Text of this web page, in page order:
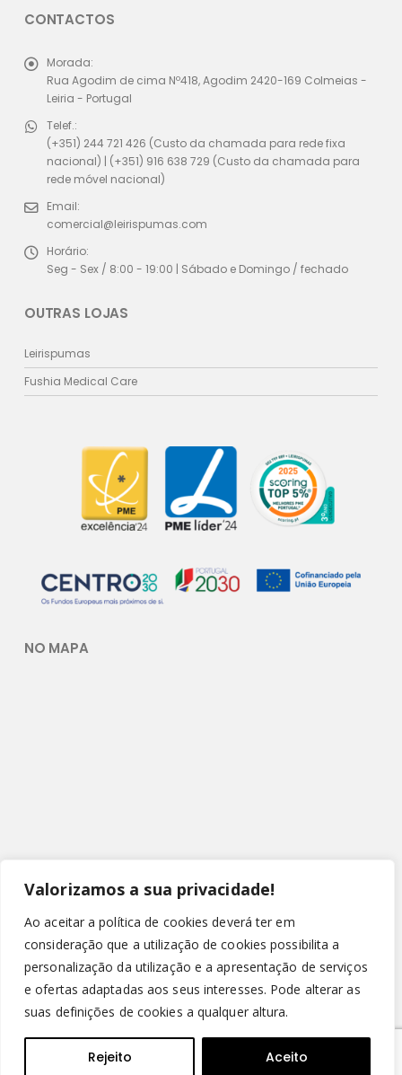
Valorizamos a sua privacidade!
Ao aceitar a política de cookies deverá ter em
consideração que a utilização de cookies possibilita a
personalização da utilização e a apresentação de serviços
e ofertas adaptadas aos seus interesses. Pode alterar as
suas definições de cookies a qualquer altura.
Rejeito Aceito
CONTACTOS
Morada:
Rua Agodim de cima Nº418, Agodim 2420-169 Colmeias -
Leiria - Portugal
Telef.:
(+351) 244 721 426 (Custo da chamada para rede fixa
nacional) | (+351) 916 638 729 (Custo da chamada para
rede móvel nacional)
Email:
comercial@leirispumas.com
Horário:
Seg - Sex / 8:00 - 19:00 | Sábado e Domingo / fechado
OUTRAS LOJAS
Leirispumas
Fushia Medical Care
NO MAPA
© Copyright 2022 - Leirispumas Lda. Todos os direitos
reservados.